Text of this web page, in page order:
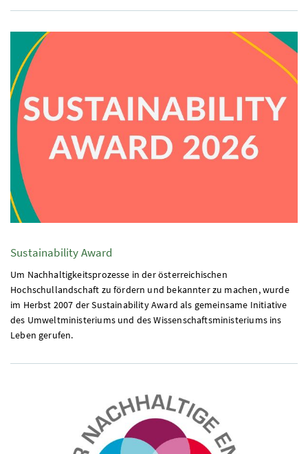
Sustainability Award
Um Nachhaltigkeitsprozesse in der österreichischen
Hochschullandschaft zu fördern und bekannter zu machen, wurde
im Herbst 2007 der Sustainability Award als gemeinsame Initiative
des Umweltministeriums und des Wissenschaftsministeriums ins
Leben gerufen.